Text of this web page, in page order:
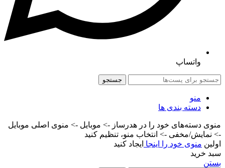
واتساپ
جستجو
منو
دسته بندی ها
منوی دسته‌های خود را در هدرساز -> موبایل -> منوی اصلی موبایل
-> نمایش/مخفی -> انتخاب منو، تنظیم کنید
اولین منوی خود را اینجا ایجاد کنید
سبد خرید
بستن